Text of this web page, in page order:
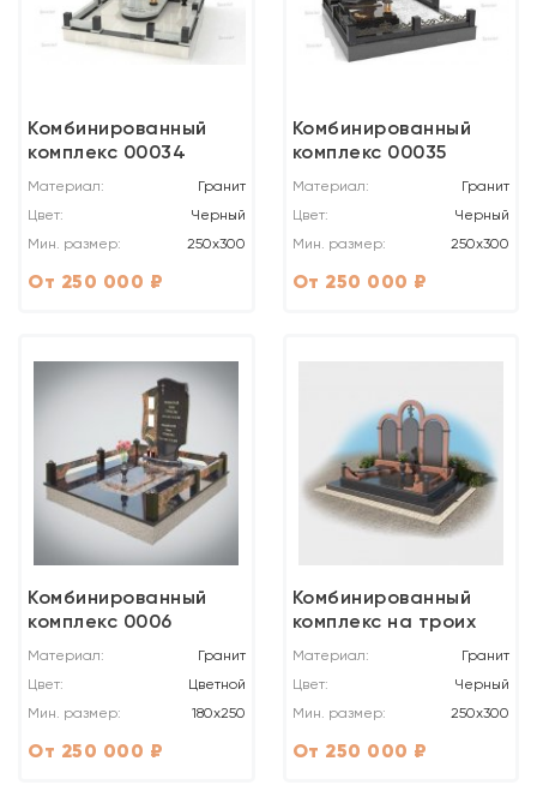
Комбинированный
комплекс 00034
Материал:
Гранит
Цвет:
Черный
Мин. размер:
250x300
От 250 000 ₽
Комбинированный
комплекс 00035
Материал:
Гранит
Цвет:
Черный
Мин. размер:
250x300
От 250 000 ₽
Комбинированный
комплекс 0006
Материал:
Гранит
Цвет:
Цветной
Мин. размер:
180х250
От 250 000 ₽
Комбинированный
комплекс на троих
Материал:
Гранит
Цвет:
Черный
Мин. размер:
250x300
От 250 000 ₽